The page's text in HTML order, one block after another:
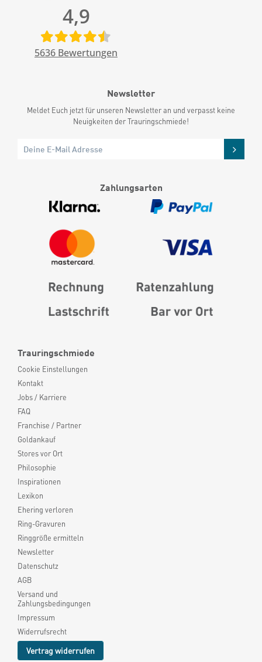
Trauringschmiede
Cookie Einstellungen
Kontakt
Jobs / Karriere
FAQ
Franchise / Partner
Goldankauf
Stores vor Ort
Philosophie
Inspirationen
Lexikon
Ehering verloren
Ring-Gravuren
Ringgröße ermitteln
Newsletter
Datenschutz
AGB
Versand und
Zahlungsbedingungen
Impressum
Widerrufsrecht
Vertrag widerrufen
4,9
5636 Bewertungen
Newsletter
Meldet Euch jetzt für unseren Newsletter an und verpasst keine
Neuigkeiten der Trauringschmiede!
Zahlungsarten